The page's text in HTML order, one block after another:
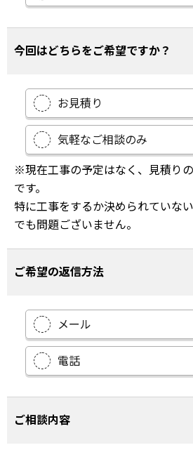
今回はどちらをご希望ですか？
お見積り
気軽なご相談のみ
※現在工事の予定はなく、見積り
です。
特に工事をするか決められていな
でも問題ございません。
ご希望の返信方法
メール
電話
ご相談内容